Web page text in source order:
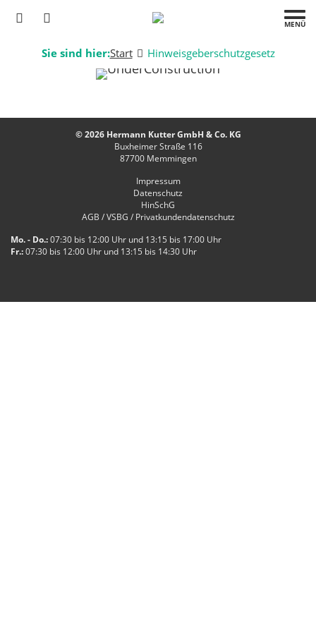
MENÜ
Sie sind hier:Start Hinweisgeberschutzgesetz
© 2026 Hermann Kutter GmbH & Co. KG
Buxheimer Straße 116
87700Memmingen
Impressum
Datenschutz
HinSchG
AGB / VSBG / Privatkundendatenschutz
Mo. - Do.:07:30 bis 12:00 Uhr und 13:15 bis 17:00 Uhr
Fr.:07:30 bis 12:00 Uhr und 13:15 bis 14:30 Uhr